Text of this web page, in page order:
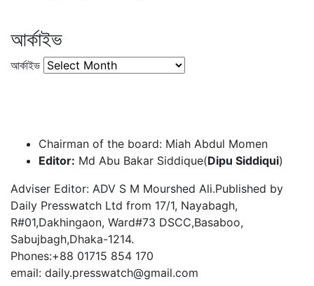
আর্কাইভ
আর্কাইভ
Chairman of the board: Miah Abdul Momen
Editor: Md Abu Bakar Siddique(Dipu Siddiqui)
Adviser Editor: ADV S M Mourshed Ali.Published by
Daily Presswatch Ltd from 17/1, Nayabagh,
R#01,Dakhingaon, Ward#73 DSCC,Basaboo,
Sabujbagh,Dhaka-1214.
Phones:+88 01715 854 170
email: daily.presswatch@gmail.com